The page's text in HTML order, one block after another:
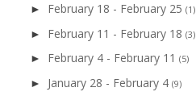
► February 18 - February 25 (1)
► February 11 - February 18 (3)
► February 4 - February 11 (5)
► January 28 - February 4 (9)